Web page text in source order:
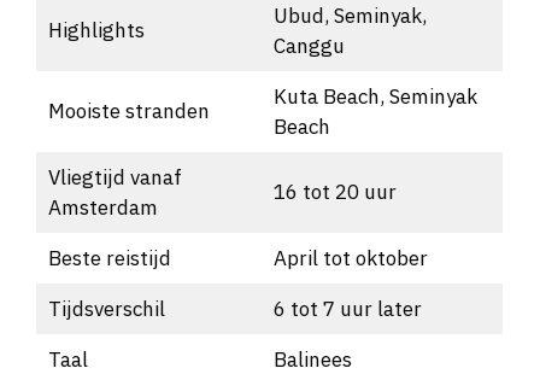
Highlights
Ubud, Seminyak,
Canggu
Mooiste stranden
Kuta Beach, Seminyak
Beach
Vliegtijd vanaf
Amsterdam
16 tot 20 uur
Beste reistijd
April tot oktober
Tijdsverschil
6 tot 7 uur later
Taal
Balinees